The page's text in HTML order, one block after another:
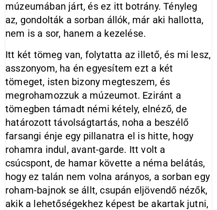
múzeumában járt, és ez itt botrány. Tényleg
az, gondolták a sorban állók, már aki hallotta,
nem is a sor, hanem a kezelése.
Itt két tömeg van, folytatta az illető, és mi lesz,
asszonyom, ha én egyesítem ezt a két
tömeget, isten bizony megteszem, és
megrohamozzuk a múzeumot. Eziránt a
tömegben támadt némi kétely, elnéző, de
határozott távolságtartás, noha a beszélő
farsangi énje egy pillanatra el is hitte, hogy
rohamra indul, avant-garde. Itt volt a
csúcspont, de hamar követte a néma belátás,
hogy ez talán nem volna arányos, a sorban egy
roham-bajnok se állt, csupán eljövendő nézők,
akik a lehetőségekhez képest be akartak jutni,